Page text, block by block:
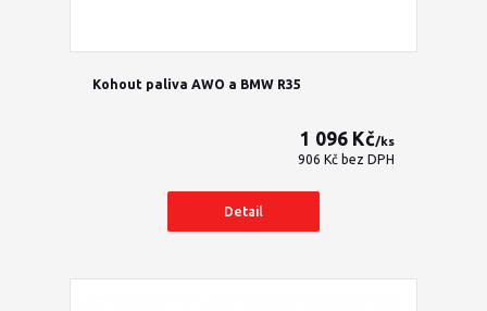
Kohout paliva AWO a BMW R35
1 096 Kč/ks
906 Kč bez DPH
Detail